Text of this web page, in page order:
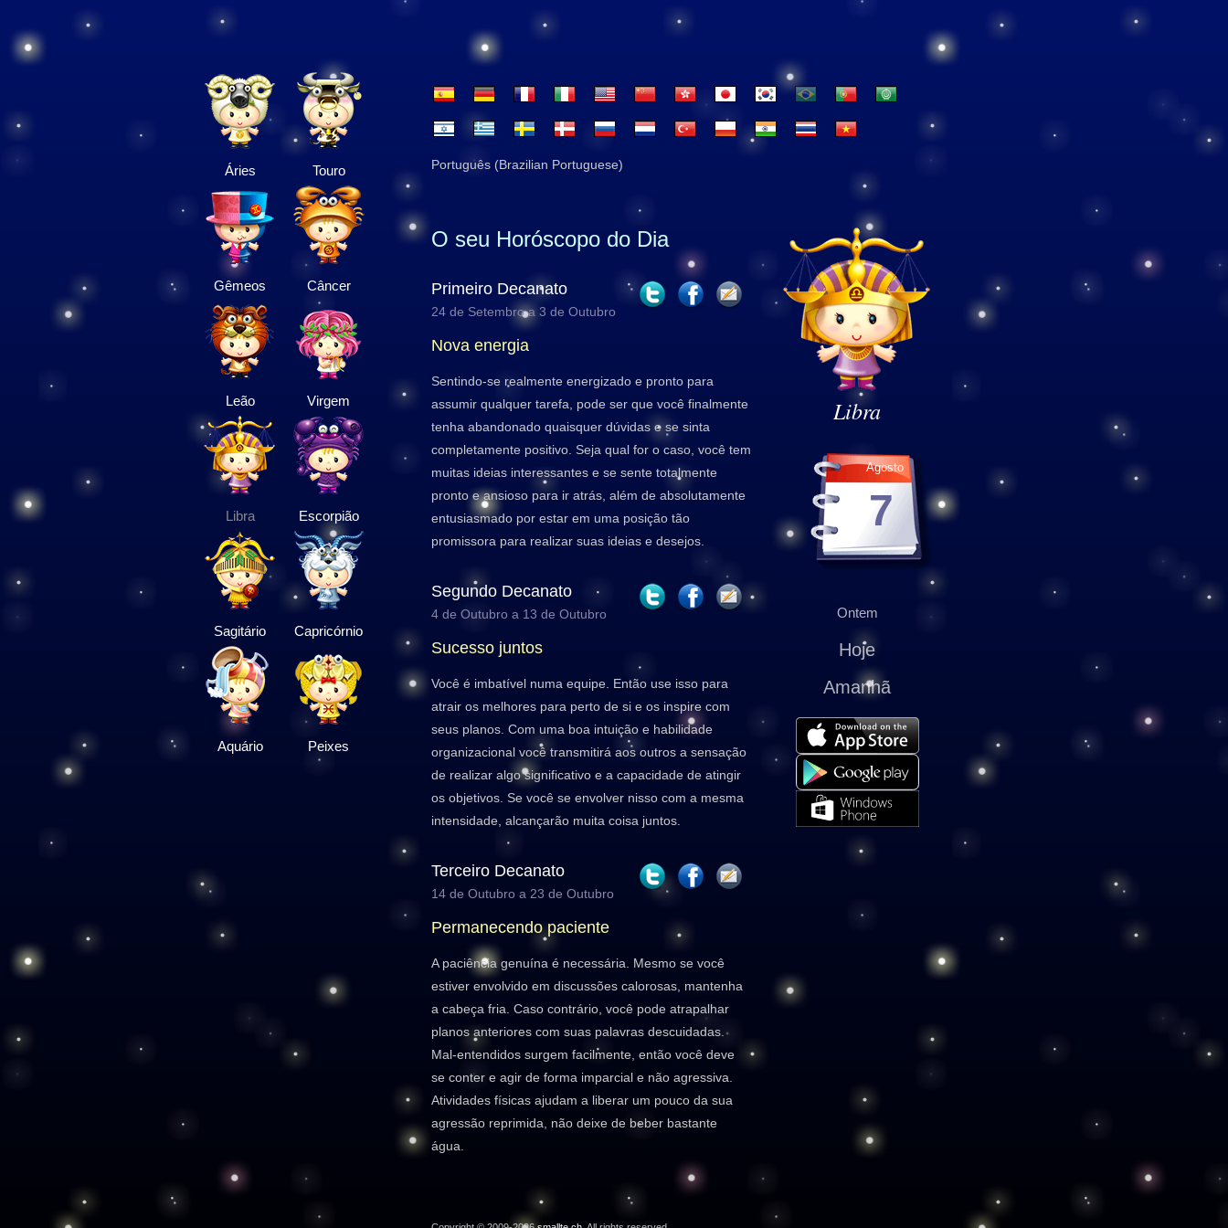
Áries Touro
Gêmeos Câncer
Leão Virgem
Libra Escorpião
Sagitário Capricórnio
Aquário Peixes
Português (Brazilian Portuguese)
Libra
Agosto
7
Ontem
Hoje
Amanhã
O seu Horóscopo do Dia
Primeiro Decanato
24 de Setembro a 3 de Outubro
Nova energia
Sentindo-se realmente energizado e pronto para
assumir qualquer tarefa, pode ser que você finalmente
tenha abandonado quaisquer dúvidas e se sinta
completamente positivo. Seja qual for o caso, você tem
muitas ideias interessantes e se sente totalmente
pronto e ansioso para ir atrás, além de absolutamente
entusiasmado por estar em uma posição tão
promissora para realizar suas ideias e desejos.
Segundo Decanato
4 de Outubro a 13 de Outubro
Sucesso juntos
Você é imbatível numa equipe. Então use isso para
atrair os melhores para perto de si e os inspire com
seus planos. Com uma boa intuição e habilidade
organizacional você transmitirá aos outros a sensação
de realizar algo significativo e a capacidade de atingir
os objetivos. Se você se envolver nisso com a mesma
intensidade, alcançarão muita coisa juntos.
Terceiro Decanato
14 de Outubro a 23 de Outubro
Permanecendo paciente
A paciência genuína é necessária. Mesmo se você
estiver envolvido em discussões calorosas, mantenha
a cabeça fria. Caso contrário, você pode atrapalhar
planos anteriores com suas palavras descuidadas.
Mal-entendidos surgem facilmente, então você deve
se conter e agir de forma imparcial e não agressiva.
Atividades físicas ajudam a liberar um pouco da sua
agressão reprimida, não deixe de beber bastante
água.